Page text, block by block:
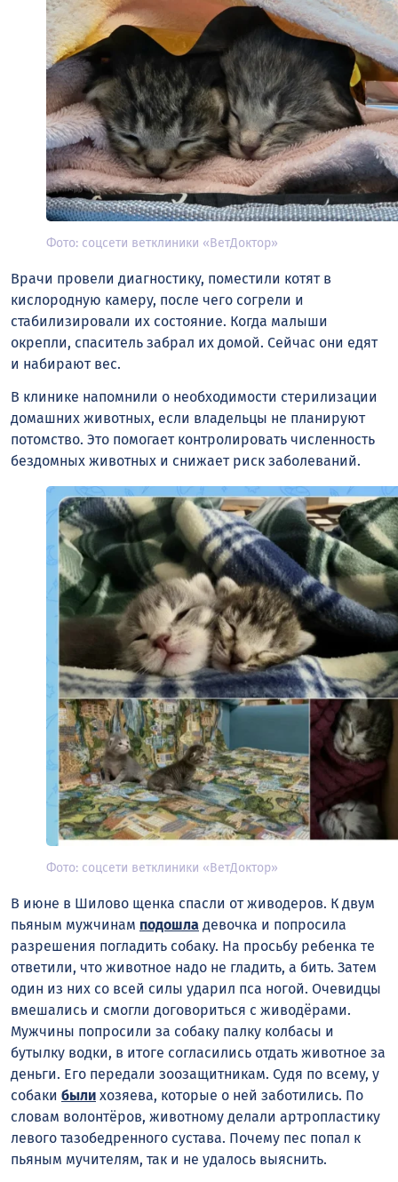
Фото: соцсети ветклиники «ВетДоктор»
Врачи провели диагностику, поместили котят в
кислородную камеру, после чего согрели и
стабилизировали их состояние. Когда малыши
окрепли, спаситель забрал их домой. Сейчас они едят
и набирают вес.
В клинике напомнили о необходимости стерилизации
домашних животных, если владельцы не планируют
потомство. Это помогает контролировать численность
бездомных животных и снижает риск заболеваний.
Фото: соцсети ветклиники «ВетДоктор»
В июне в Шилово щенка спасли от живодеров. К двум
пьяным мужчинам подошла девочка и попросила
разрешения погладить собаку. На просьбу ребенка те
ответили, что животное надо не гладить, а бить. Затем
один из них со всей силы ударил пса ногой. Очевидцы
вмешались и смогли договориться с живодёрами.
Мужчины попросили за собаку палку колбасы и
бутылку водки, в итоге согласились отдать животное за
деньги. Его передали зоозащитникам. Судя по всему, у
собаки были хозяева, которые о ней заботились. По
словам волонтёров, животному делали артропластику
левого тазобедренного сустава. Почему пес попал к
пьяным мучителям, так и не удалось выяснить.